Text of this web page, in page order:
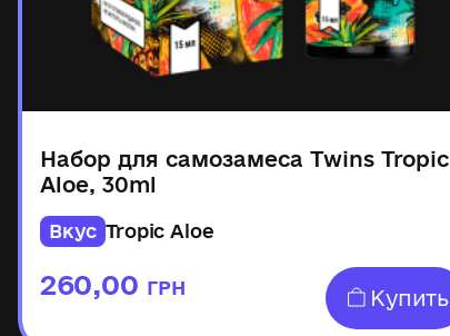
Набор для самозамеса Twins Tropic
Aloe, 30ml
Вкус Tropic Aloe
260,00 ГРН Купить